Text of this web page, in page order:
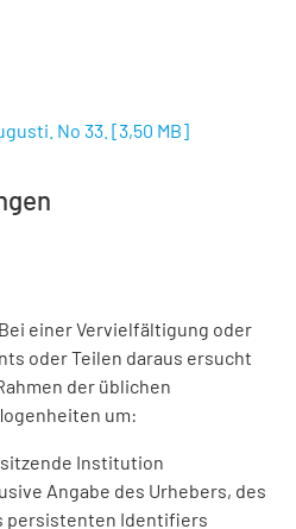
No 33. [3,50 MB]
einer Vervielfältigung oder
oder Teilen daraus ersucht
der üblichen
um:
Institution
Angabe des Urhebers, des
persistenten Identifiers